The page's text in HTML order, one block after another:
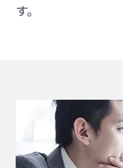
す。